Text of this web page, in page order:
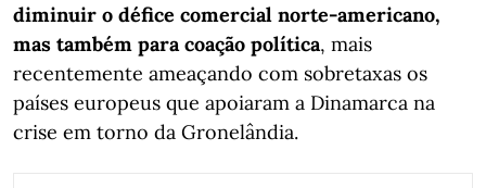
diminuir o défice comercial norte-americano,
mas também para coação política, mais
recentemente ameaçando com sobretaxas os
países europeus que apoiaram a Dinamarca na
crise em torno da Gronelândia.